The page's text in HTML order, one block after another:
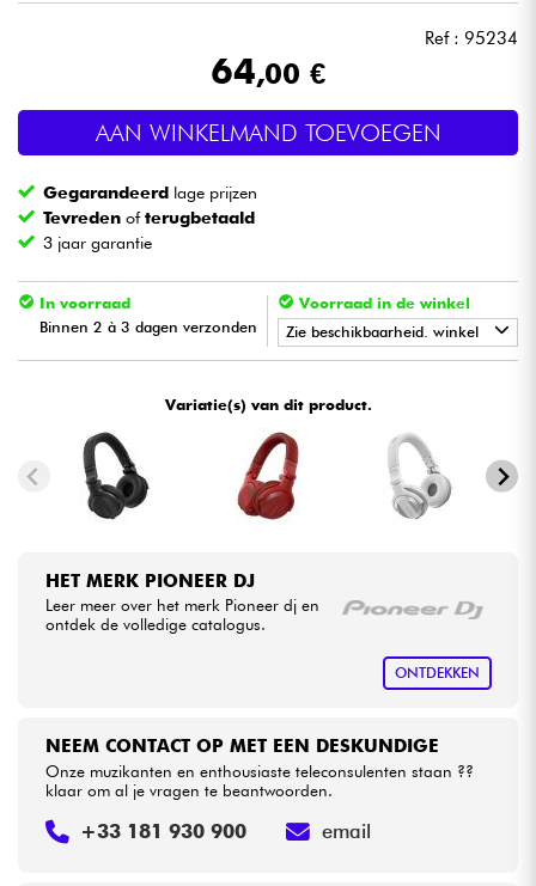
Licht
Drums & percussie
Viool & Quatuor
Kabels & toebehoren
HiFi
Sets
Bekijk onze merken
Ref : 95234
64,00 €
AAN WINKELMAND TOEVOEGEN
Gegarandeerd lage prijzen
Tevreden ofterugbetaald
3 jaar garantie
In voorraad
Binnen 2 à 3 dagen verzonden
Voorraad in de winkel
Zie beschikbaarheid. winkel
• BRUXELLES
• Star LILLE
•
Variatie(s) van dit product.
HET MERK PIONEER DJ
Leer meer over het merk Pioneer dj en
ontdek de volledige catalogus.
ONTDEKKEN
NEEM CONTACT OP MET EEN DESKUNDIGE
Onze muzikanten en enthousiaste teleconsulenten staan ??
klaar om al je vragen te beantwoorden.
+33 181 930 900 email